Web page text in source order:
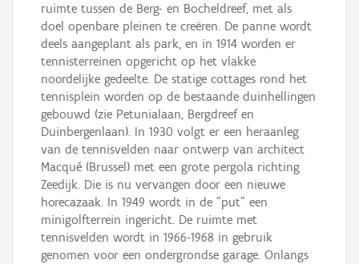
ruimte tussen de Berg- en Bocheldreef, met als
doel openbare pleinen te creëren. De panne wordt
deels aangeplant als park, en in 1914 worden er
tennisterreinen opgericht op het vlakke
noordelijke gedeelte. De statige cottages rond het
tennisplein worden op de bestaande duinhellingen
gebouwd (zie Petunialaan, Bergdreef en
Duinbergenlaan). In 1930 volgt er een heraanleg
van de tennisvelden naar ontwerp van architect
Macqué (Brussel) met een grote pergola richting
Zeedijk. Die is nu vervangen door een nieuwe
horecazaak. In 1949 wordt in de "put" een
minigolfterrein ingericht. De ruimte met
tennisvelden wordt in 1966-1968 in gebruik
genomen voor een ondergrondse garage. Onlangs